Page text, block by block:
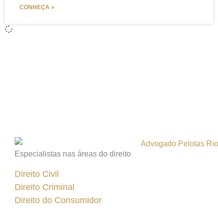
CONHEÇA »
Especialistas nas áreas do direito
Direito Civil
Direito Criminal
Direito do Consumidor